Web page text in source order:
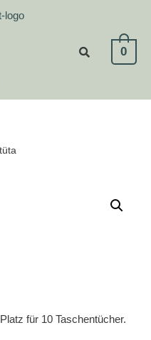
0
für 10 Taschentücher.